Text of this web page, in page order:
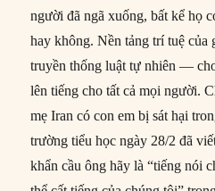
người đã ngã xuống, bất kể họ
hay không. Nền tảng trí tuệ
truyền thống luật tự nhiên —
lên tiếng cho tất cả mọi người.
mẹ Iran có con em bị sát hại
trường tiểu học ngày 28/2 đã
khẩn cầu ông hãy là “tiếng nói